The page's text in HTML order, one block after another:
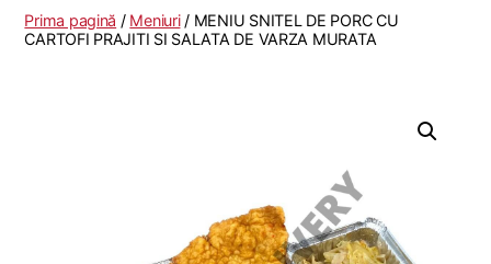
-
Vasile
Prima pagină / Meniuri/ MENIU SNITEL DE PORC CU
CARTOFI PRAJITI SI SALATA DE VARZA MURATA